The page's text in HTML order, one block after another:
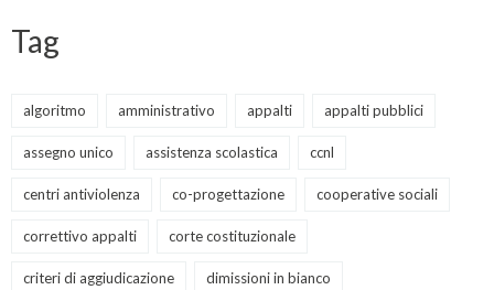
Tag
algoritmo amministrativo appalti appalti pubblici
assegno unico assistenza scolastica ccnl
centri antiviolenza co-progettazione cooperative sociali
correttivo appalti corte costituzionale
criteri di aggiudicazione dimissioni in bianco